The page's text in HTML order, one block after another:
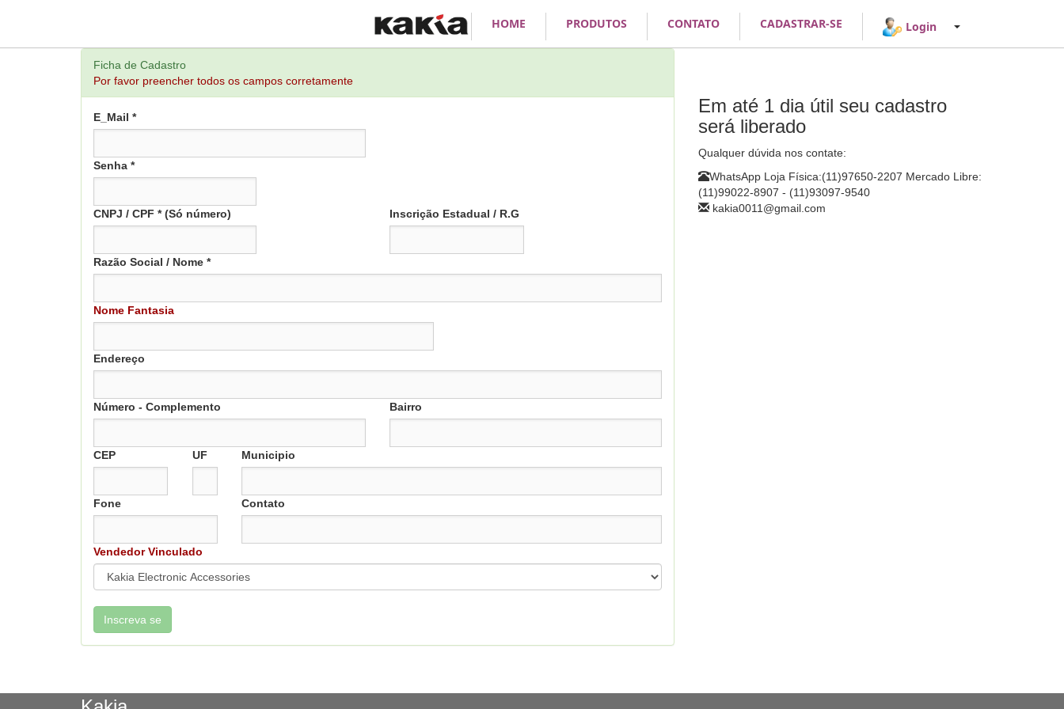
HOME PRODUTOS CONTATO CADASTRAR-SE Login
Ficha de Cadastro
Por favor preencher todos os campos corretamente
E_Mail *
Senha *
CNPJ / CPF * (Só número) Inscrição Estadual / R.G
Razão Social / Nome *
Nome Fantasia
Endereço
Número - Complemento Bairro
CEP UF Municipio
Fone Contato
Vendedor Vinculado
Em até 1 dia útil seu cadastro
será liberado
Qualquer dúvida nos contate:
WhatsApp Loja Física:(11)97650-2207 Mercado Libre:
(11)99022-8907 - (11)93097-9540
kakia0011@gmail.com